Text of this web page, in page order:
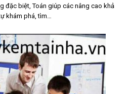
đặc biệt, Toán giúp các nâng cao khả
khám phá, tìm…